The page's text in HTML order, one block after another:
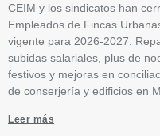
CEIM y los sindicatos han
Empleados de Fincas
vigente para 2026-2027.
subidas salariales, plus de
festivos y mejoras en
de conserjería y edificios en
Leer más